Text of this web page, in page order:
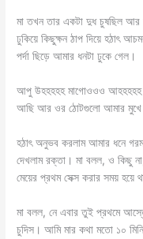
মা তখন তার একটা দুধ চুষছিল আর
ঢুকিয়ে কিছুক্ষন ঠাপ দিয়ে হঠাৎ
পর্দা ছিড়ে আমার ধনটা ঢুকে গেল।
আপু উহহহহহ মাগোওওও আহহহহহ
আছি আর ওর ঠোটগুলো আমার মুখে
হঠাৎ অনুভব করলাম আমার ধনে
দেখলাম রক্তা। মা বলল, ও কিছু
মেয়ের প্রথম সেক্স করার সময় হয়ে
মা বলল, নে এবার তুই প্রথমে
চুদিস। আমি মার কথা মতো ১০